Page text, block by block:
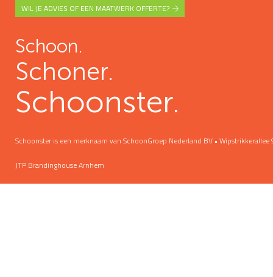
WIL JE ADVIES OF EEN MAATWERK OFFERTE?
Schoon.
Schoner.
Schoonster.
Schoonster is een merknaam van SchoonGroep Nederland BV •
JTP Brandinghouse Arnhem